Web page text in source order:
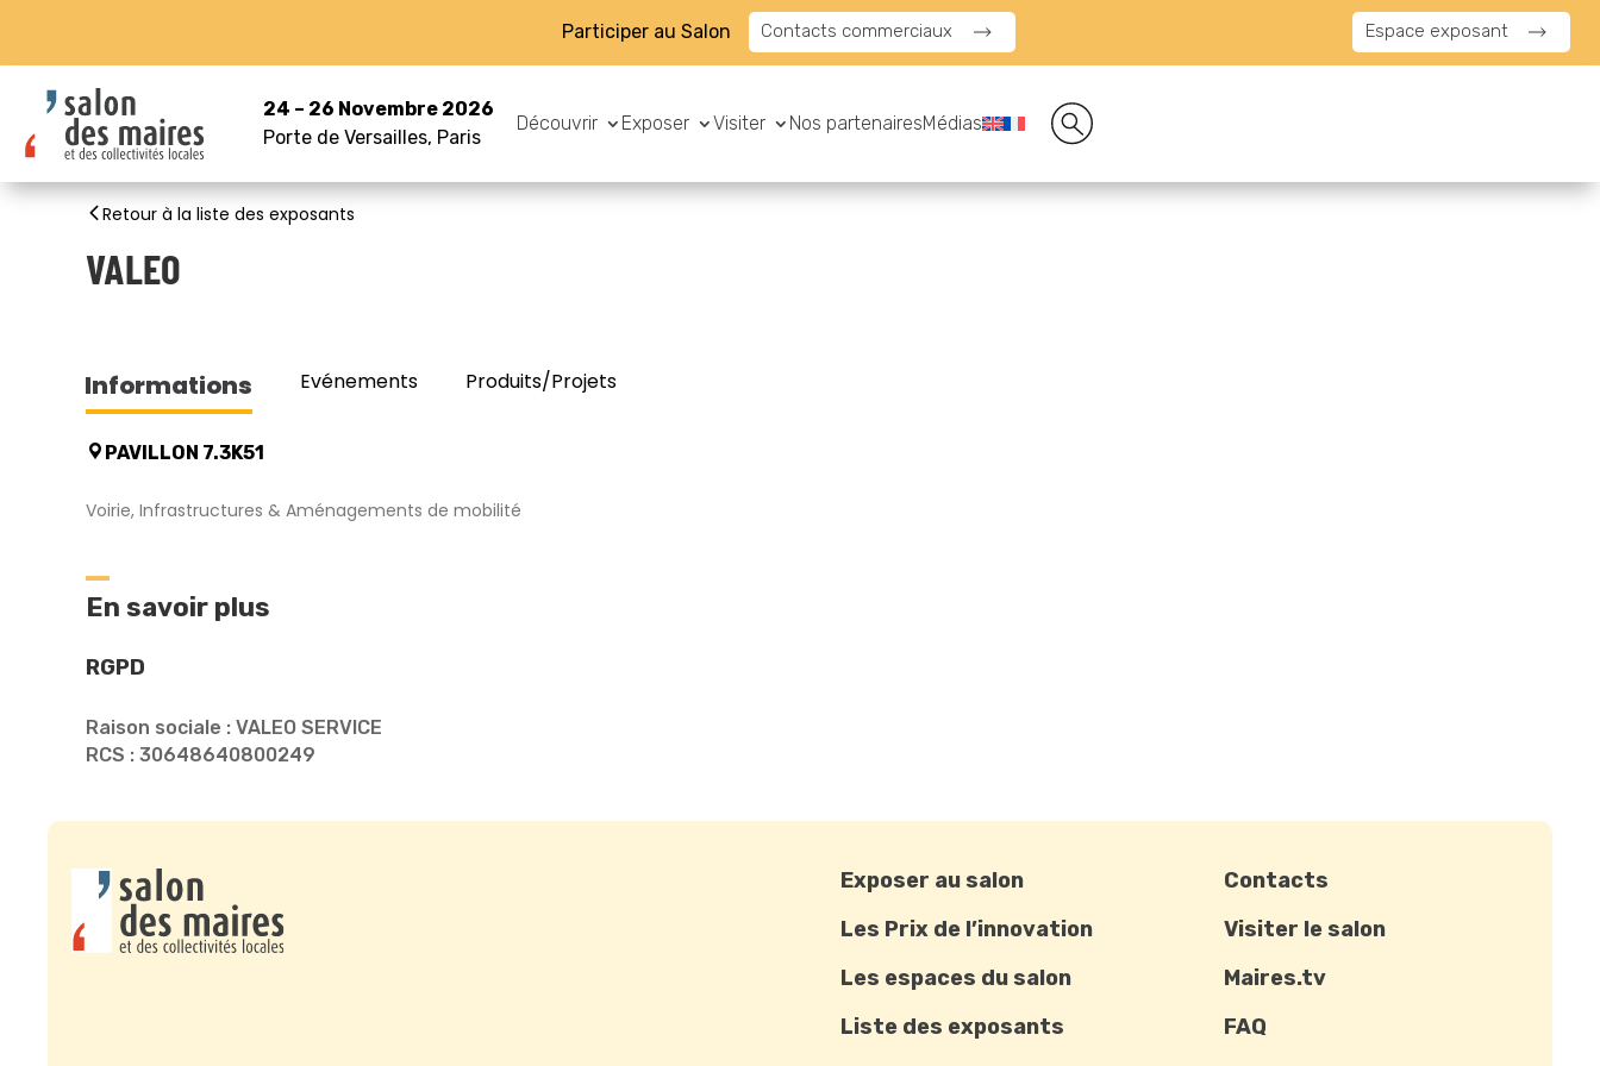
Participer au Salon Contacts commerciaux Espace exposant
24 – 26 Novembre 2026
Porte de Versailles, Paris
Découvrir Exposer Visiter Nos partenairesMédias
Retour à la liste des exposants
VALEO
Informations Evénements Produits/Projets
PAVILLON 7.3K51
Voirie, Infrastructures & Aménagements de mobilité
En savoir plus
RGPD
Raison sociale : VALEO SERVICE
RCS : 30648640800249
Exposer au salon
Les Prix de l’innovation
Les espaces du salon
Liste des exposants
Contacts
Visiter le salon
Maires.tv
FAQ